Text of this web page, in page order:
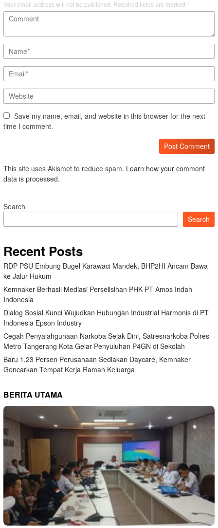
Your email address will not be published. Required fields are marked *
Save my name, email, and website in this browser for the next
time I comment.
This site uses Akismet to reduce spam. Learn how your comment
data is processed.
Search
Search
Recent Posts
RDP PSU Embung Bugel Karawaci Mandek, BHP2HI Ancam Bawa
ke Jalur Hukum
Kemnaker Berhasil Mediasi Perselisihan PHK PT Amos Indah
Indonesia
Dialog Sosial Kunci Wujudkan Hubungan Industrial Harmonis di PT
Indonesia Epson Industry
Cegah Penyalahgunaan Narkoba Sejak Dini, Satresnarkoba Polres
Metro Tangerang Kota Gelar Penyuluhan P4GN di Sekolah
Baru 1,23 Persen Perusahaan Sediakan Daycare, Kemnaker
Gencarkan Tempat Kerja Ramah Keluarga
BERITA UTAMA